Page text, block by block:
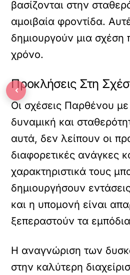
βασίζονται στην
αμοιβαία φροντίδα.
δημιουργούν μια σχέση
χρόνο.
Προκλήσεις Στη
Οι σχέσεις Παρθένου
δυναμική και
αυτά, δεν λείπουν οι
διαφορετικές ανάγκες
χαρακτηριστικά τους
δημιουργήσουν
και η υπομονή είναι
ξεπεραστούν τα
Η αναγνώριση των
στην καλύτερη
‹